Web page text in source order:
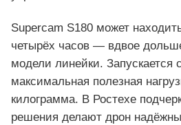
Supercam S180 может
четырёх часов — вдвое
модели линейки. Запускается
максимальная полезная
килограмма. В Ростехе
решения делают дрон